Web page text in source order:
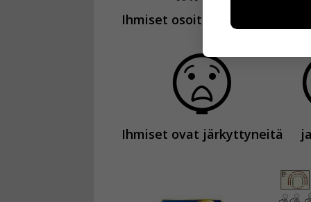
Ihmiset osoittivat mieltään
Ihmiset ovat järkyttyneitä
esimerkiksi
kuitenkaan
Voit valita,